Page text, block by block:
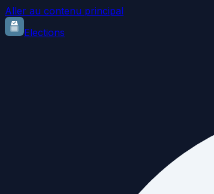
Aller au contenu principal
Elections